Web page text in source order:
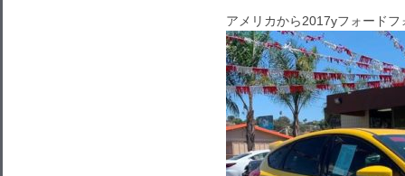
アメリカから2017yフォード